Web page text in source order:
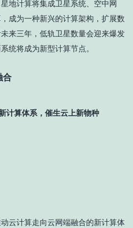
地计算将集成卫星系统、空中网
成为一种新兴的计算架构，扩展数
来三年，低轨卫星数量会迎来爆发
统将成为新型计算节点。
合
计算体系，催生云上新物种
云计算走向云网端融合的新计算体